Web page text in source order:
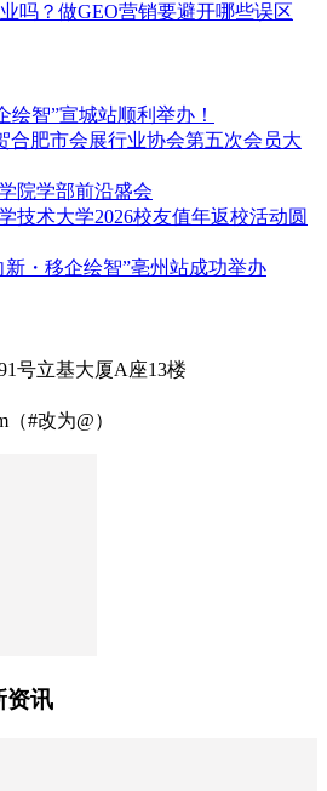
吗？做GEO营销要避开哪些误区
绘智”宣城站顺利举办！
合肥市会展行业协会第五次会员大
院学部前沿盛会
技术大学2026校友值年返校活动圆
・移企绘智”亳州站成功举办
号立基大厦A座13楼
（#改为@）
资讯